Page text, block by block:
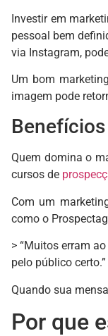
Investir em
pessoal bem
via Instagram,
Um bom
imagem pode
Quem domina o
cursos de
Com um
como o
> “Muitos erram
pelo público certo.”
Quando sua
Por que